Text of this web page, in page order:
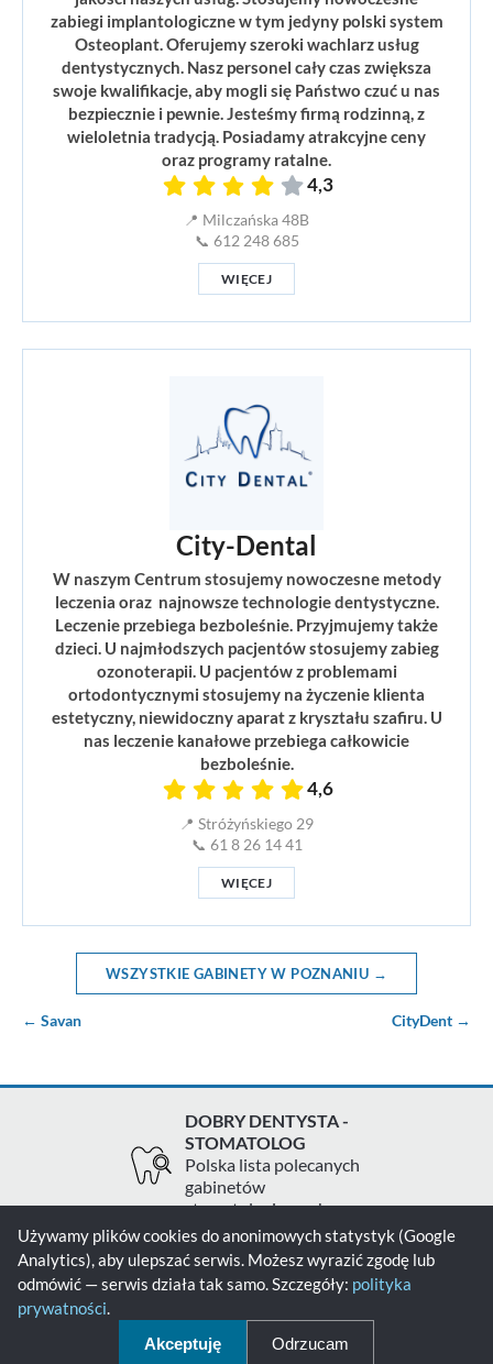
zabiegi implantologiczne w tym jedyny polski system
Osteoplant. Oferujemy szeroki wachlarz usług
dentystycznych. Nasz personel cały czas zwiększa
swoje kwalifikacje, aby mogli się Państwo czuć u nas
bezpiecznie i pewnie. Jesteśmy firmą rodzinną, z
wieloletnia tradycją. Posiadamy atrakcyjne ceny
oraz programy ratalne.
4,3
📍 Milczańska 48B
📞 612 248 685
WIĘCEJ
City-Dental
W naszym Centrum stosujemy nowoczesne metody
leczenia oraz najnowsze technologie dentystyczne.
Leczenie przebiega bezboleśnie. Przyjmujemy także
dzieci. U najmłodszych pacjentów stosujemy zabieg
ozonoterapii. U pacjentów z problemami
ortodontycznymi stosujemy na życzenie klienta
estetyczny, niewidoczny aparat z kryształu szafiru. U
nas leczenie kanałowe przebiega całkowicie
bezboleśnie.
4,6
📍 Stróżyńskiego 29
📞 61 8 26 14 41
WIĘCEJ
WSZYSTKIE GABINETY W POZNANIU →
← Savan CityDent →
DOBRY DENTYSTA -
STOMATOLOG
Polska lista polecanych
gabinetów
stomatologicznych
Zgłoś gabinet Kontakt
Polityka prywatności
Polityka cookies
© 2026 - Dobry Dentysta - Stomatolog - Wszelkie prawa zastrzeżone
Używamy plików cookies do anonimowych statystyk (Google
Analytics), aby ulepszać serwis. Możesz wyrazić zgodę lub
odmówić — serwis działa tak samo. Szczegóły: polityka
prywatności.
Akceptuję Odrzucam